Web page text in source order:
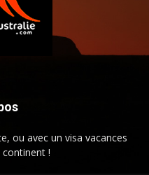
ou avec un visa vacances
!